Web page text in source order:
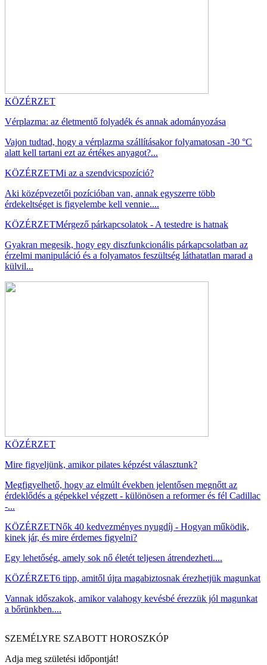
KÖZÉRZET
Vérplazma: az életmentő folyadék és annak adományozása
Vajon tudtad, hogy a vérplazma szállításakor folyamatosan -30 °C
alatt kell tartani ezt az értékes anyagot?...
KÖZÉRZETMi az a szendvicspozíció?
Aki középvezetői pozícióban van, annak egyszerre több
érdekeltséget is figyelembe kell vennie....
KÖZÉRZETMérgező párkapcsolatok - A testedre is hatnak
Gyakran megesik, hogy egy diszfunkcionális párkapcsolatban az
érzelmi manipuláció és a folyamatos feszültség láthatatlan marad a
külvil...
KÖZÉRZET
Mire figyeljünk, amikor pilates képzést választunk?
Megfigyelhető, hogy az elmúlt években jelentősen megnőtt az
érdeklődés a gépekkel végzett - különösen a reformer és fél Cadillac
-...
KÖZÉRZETNők 40 kedvezményes nyugdíj - Hogyan működik,
kinek jár, és mire érdemes figyelni?
Egy lehetőség, amely sok nő életét teljesen átrendezheti....
KÖZÉRZET6 tipp, amitől újra magabiztosnak érezhetjük magunkat
Vannak időszakok, amikor valahogy kevésbé érezzük jól magunkat
a bőrünkben....
SZEMÉLYRE SZABOTT HOROSZKÓP
Adja meg születési időpontját!